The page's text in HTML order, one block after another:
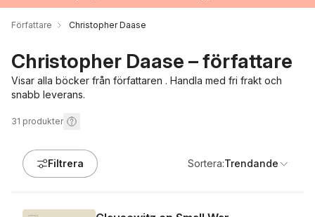
Författare Christopher Daase
Christopher Daase – författare
Visar alla böcker från författaren . Handla med fri frakt och
snabb leverans.
31 produkter
Filtrera Sortera:Trendande